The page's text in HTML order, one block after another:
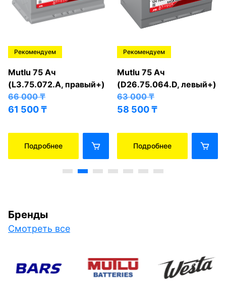
Рекомендуем
Mutlu 75 Ач
(L3.75.072.A, правый+)
66 000₸
61 500₸
Подробнее
Рекомендуем
Mutlu 75 Ач
(D26.75.064.D, левый+)
63 000₸
58 500₸
Подробнее
Бренды
Смотреть все